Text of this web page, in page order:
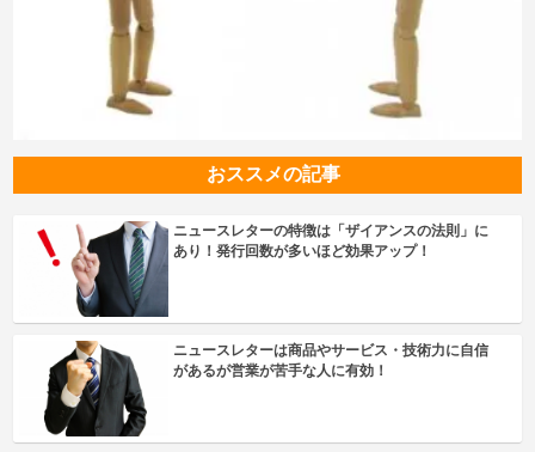
おススメの記事
ニュースレターの特徴は「ザイアンスの法則」に
あり！発行回数が多いほど効果アップ！
ニュースレターは商品やサービス・技術力に自信
があるが営業が苦手な人に有効！